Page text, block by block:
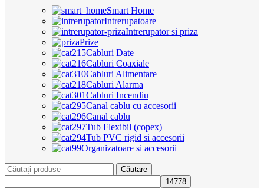
Smart Home
Intrerupatoare
Intrerupator si priza
Prize
Cabluri Date
Cabluri Coaxiale
Cabluri Alimentare
Cabluri Alarma
Cabluri Incendiu
Canal cablu cu accesorii
Canal cablu
Tub Flexibil (copex)
Tub PVC rigid si accesorii
Organizatoare si accesorii
Căutare